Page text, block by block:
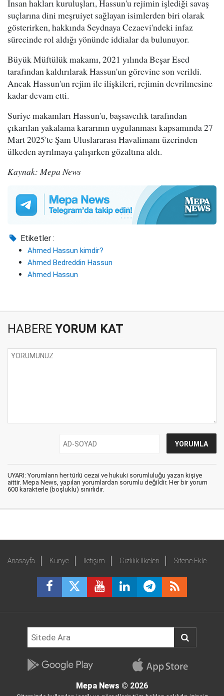
İnsan hakları kuruluşları, Hassun'u rejimin işlediği savaş
suçlarına dini meşruiyet sağlayan isimlerden biri olarak
gösterirken, hakkında Seydnaya Cezaevi'ndeki infaz
sürecinde rol aldığı yönünde iddialar da bulunuyor.
Büyük Müftülük makamı, 2021 yılında Beşar Esed
tarafından kaldırılarak Hassun'un görevine son verildi.
Ancak Hassun'un rejim ile ilişkileri, rejimin devrilmesine
kadar devam etti.
Suriye makamları Hassun'u, başsavcılık tarafından
çıkarılan yakalama kararının uygulanması kapsamında 27
Mart 2025'te Şam Uluslararası Havalimanı üzerinden
ülkeden ayrılmaya çalışırken gözaltına aldı.
Kaynak: Mepa News
Etiketler :
Ahmed Hassun kimdir?
Ahmed Bedreddin Hassun
Ahmed Hassun
HABERE YORUM KAT
UYARI: Yorumların her türlü cezai ve hukuki sorumluluğu yazan kişiye
aittir. Mepa News, yapılan yorumlardan sorumlu değildir. Her bir yorum
600 karakterle (boşluklu) sınırlıdır.
Anasayfa Künye İletişim Gizlilik İlkeleri Sitene Ekle
Mepa News © 2026